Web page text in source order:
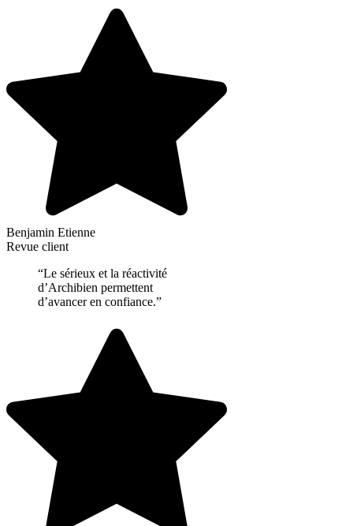
Benjamin Etienne
Revue client
“Le sérieux et la réactivité
d’Archibien permettent
d’avancer en confiance.”